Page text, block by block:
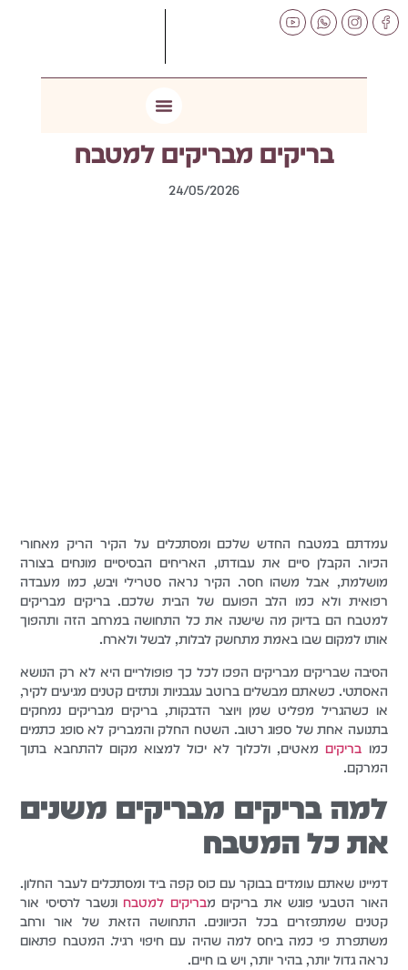
לתוכן
בריקים מבריקים למטבח
24/05/2026
עמדתם במטבח החדש שלכם ומסתכלים על הקיר הריק מאחורי
הכיור. הקבלן סיים את עבודתו, האריחים הבסיסיים מונחים בצורה
מושלמת, אבל משהו חסר. הקיר נראה סטרילי ויבש, כמו מעבדה
רפואית ולא כמו הלב הפועם של הבית שלכם. בריקים מבריקים
למטבח הם בדיוק מה שישנה את כל התחושה במרחב הזה ותהפוך
אותו למקום שבו באמת מתחשק לבלות, לבשל ולארח.
הסיבה שבריקים מבריקים הפכו לכל כך פופולריים היא לא רק הנושא
האסתטי. כשאתם מבשלים ברוטב עגבניות ונתזים קטנים מגיעים לקיר,
או כשהגריל מפליט שמן ויוצר הדבקות, בריקים מבריקים נמחקים
בתנועה אחת של ספוג רטוב. השטח החלק והמבריק לא סופג כתמים
כמו בריקים מאטים, ולכלוך לא יכול למצוא מקום להתחבא בתוך
המרקם.
למה בריקים מבריקים משנים
את כל המטבח
דמיינו שאתם עומדים בבוקר עם כוס קפה ביד ומסתכלים לעבר החלון.
האור הטבעי פוגש את בריקים מבריקים למטבח ונשבר לרסיסי אור
קטנים שמתפזרים בכל הכיוונים. התחושה הזאת של אור ורחב
משתפרת פי כמה ביחס למה שהיה עם חיפוי רגיל. המטבח פתאום
נראה גדול יותר, בהיר יותר, ויש בו חיים.